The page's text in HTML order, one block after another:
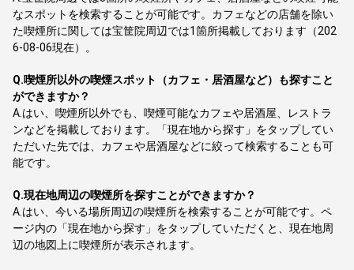
なスポットを検索することが可能です。カフェなどの店舗を除い
た喫煙所に関しては宝筐院周辺では1箇所掲載しております（202
6-08-06現在）。
Q.喫煙所以外の喫煙スポット（カフェ・居酒屋など）も探すこと
ができますか？
A. はい、喫煙所以外でも、喫煙可能なカフェや居酒屋、レストラ
ンなどを掲載しております。「現在地から探す」をタップしてい
ただいた先では、カフェや居酒屋などに絞って検索することも可
能です。
Q.現在地周辺の喫煙所を探すことができますか？
A. はい、今いる場所周辺の喫煙所を検索することが可能です。ペ
ージ内の「現在地から探す」をタップしていただくと、現在地周
辺の地図上に喫煙所が表示されます。